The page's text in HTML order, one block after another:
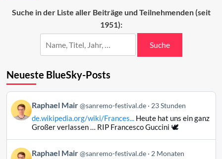
Beiträge
Suche in der Liste aller Beiträge und Teilnehmenden (seit
1951):
Suche
Neueste BlueSky-Posts
Beitrag
von
Raphael
Bluesky
Raphael Mair @sanremo-festival.de 23 Stunden
de.wikipedia.org/wiki/Frances...Heute hat uns ein ganz
Großer verlassen … RIP Francesco Guccini 🕊️
BeitragRaphael Mair @sanremo-festival.de 2 Monaten